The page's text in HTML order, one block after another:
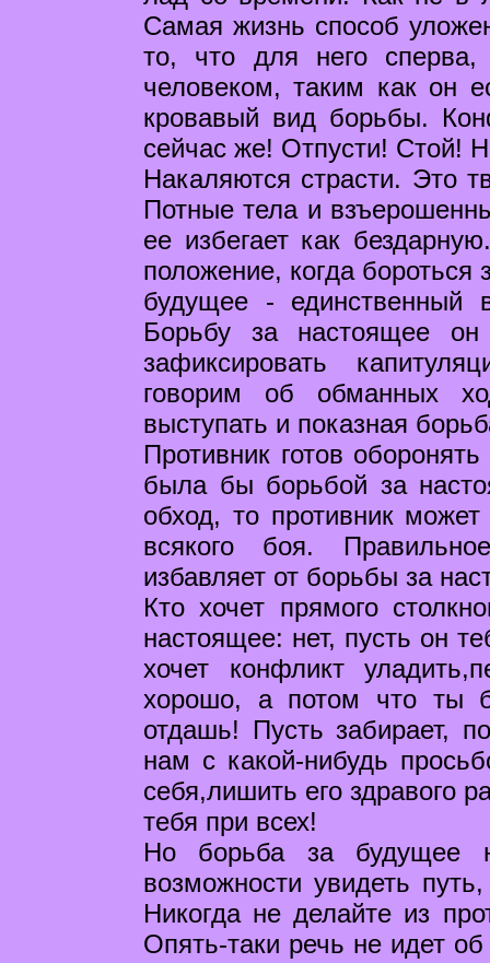
Самая жизнь способ
то, что для него
человеком, таким как он
кровавый вид борьбы.
сейчас же! Отпусти! Стой!
Накаляются страсти. Это
Потные тела и
ее избегает как
положение, когда
будущее - единственный
Борьбу за настоящее
зафиксировать
говорим об обманных
выступать и показная
Противник готов
была бы борьбой за
обход, то противник
всякого боя.
избавляет от борьбы за
Кто хочет прямого
настоящее: нет, пусть он
хочет конфликт
хорошо, а потом что ты
отдашь! Пусть забирает,
нам с какой-нибудь
себя,лишить его здравого
тебя при всех!
Но борьба за будущее
возможности увидеть
Никогда не делайте из
Опять-таки речь не идет